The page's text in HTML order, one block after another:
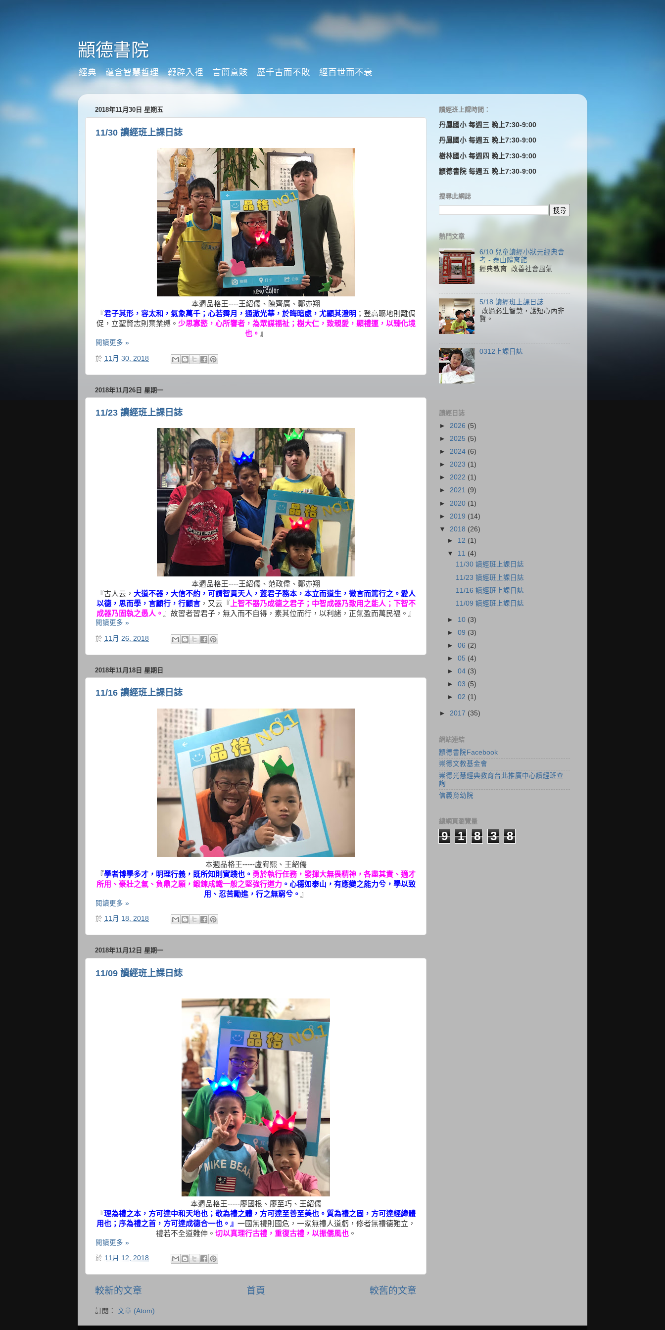
顓德書院
經典 蘊含智慧哲理 鞭辟入裡 言簡意賅 歷千古而不敗 經百世而不衰
2018年11月30日 星期五
11/30 讀經班上課日誌
本週品格王----王紹儒、陳齊廣、鄭亦翔
『君子其形，容太和，氣象萬千；心若霽月，通澈光華，於晦暗處，尤顯其澄明 ；登高曠地則離侷
促，立聖賢志則棄業缚。 少思寡慾，心所響者，為眾謀福祉；樹大仁，致親愛，顯禮運，以臻化境
也。 』
閱讀更多 »
於 11月 30, 2018
2018年11月26日 星期一
11/23 讀經班上課日誌
本週品格王----王紹儒、范政偉、鄭亦翔
『古人云， 大道不器，大信不約，可謂智貫天人，蓋君子務本，本立而道生，微言而篤行之。愛人
以德，思而學，言顧行，行顧言，又云『上智不器乃成德之君子；中智成器乃致用之能人；下智不
成器乃固執之愚人。 』故習者習君子，無入而不自得，素其位而行，以利諸，正氣盈而萬民福。』
閱讀更多 »
於 11月 26, 2018
2018年11月18日 星期日
11/16 讀經班上課日誌
本週品格王-----盧宥熙、王紹儒
『學者博學多才，明理行義，既所知則實踐也。 勇於執行任務，發揮大無畏精神，各盡其責、適才
所用、豪壯之氣、負鼎之願，鍛鍊成鐵一般之堅強行道力 。心穩如泰山，有應變之能力兮，學以致
用、忍苦勵進，行之無窮兮。 』
閱讀更多 »
於 11月 18, 2018
2018年11月12日 星期一
11/09 讀經班上課日誌
本週品格王-----廖國根、廖至巧、王紹儒
『理為禮之本，方可達中和天地也；敬為禮之體，方可達至善至美也。質為禮之固，方可達經緯體
用也；序為禮之首，方可達成德合一也。』 一國無禮則國危，一家無禮人道虧，修者無禮德難立，
禮若不全道難伸。 切以真理行古禮，重復古禮，以振儒風也。
閱讀更多 »
於 11月 12, 2018
較新的文章 較舊的文章
首頁
訂閱： 文章 (Atom)
讀經班上課時間：
丹鳳國小 每週三 晚上7:30-9:00
丹鳳國小 每週五 晚上7:30-9:00
樹林國小 每週四 晚上7:30-9:00
顓德書院 每週五 晚上7:30-9:00
搜尋此網誌
熱門文章
6/10 兒童讀經小狀元經典會
考 - 泰山體育館
經典教育 改善社會風氣
5/18 讀經班上課日誌
改過必生智慧，護短心內非
賢。
0312上課日誌
讀經日誌
► 2026 (5)
► 2025 (5)
► 2024 (6)
► 2023 (1)
► 2022 (1)
► 2021 (9)
► 2020 (1)
► 2019 (14)
▼ 2018 (26)
► 12 (1)
▼ 11 (4)
11/30 讀經班上課日誌
11/23 讀經班上課日誌
11/16 讀經班上課日誌
11/09 讀經班上課日誌
► 10 (3)
►09 (3)
►06 (2)
►05 (4)
►04 (3)
►03 (5)
►02 (1)
► 2017 (35)
網站連結
顓德書院Facebook
崇德文教基金會
崇德光慧經典教育台北推廣中心讀經班查
詢
信義育幼院
總網頁瀏覽量
9 1 8 3 8